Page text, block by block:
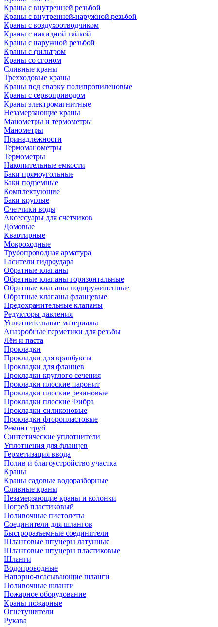
Краны с внутренней резьбой
Краны с внутренней-наружной резьбой
Краны с воздухоотводчиком
Краны с накидной гайкой
Краны с наружной резьбой
Краны с фильтром
Краны со сгоном
Сливные краны
Трехходовые краны
Краны под сварку полипропиленовые
Краны с сервоприводом
Краны электромагнитные
Незамерзающие краны
Манометры и термометры
Манометры
Принадлежности
Термоманометры
Термометры
Накопительные емкости
Баки прямоугольные
Баки подземные
Комплектующие
Баки круглые
Счетчики воды
Аксессуары для счетчиков
Домовые
Квартирные
Мокроходные
Трубопроводная арматура
Гасители гидроудара
Обратные клапаны
Обратные клапаны горизонтальные
Обратные клапаны подпружиненные
Обратные клапаны фланцевые
Предохранительные клапаны
Редукторы давления
Уплотнительные материалы
Анаэробные герметики для резьбы
Лён и паста
Прокладки
Прокладки для кранбуксы
Прокладки для фланцев
Прокладки круглого сечения
Прокладки плоские паронит
Прокладки плоские резиновые
Прокладки плоские Фибра
Прокладки силиконовые
Прокладки фторопластовые
Ремонт труб
Синтетические уплотнители
Уплотнения для фланцев
Герметизация ввода
Полив и благоустройство участка
Краны
Краны садовые водоразборные
Сливные краны
Незамерзающие краны и колонки
Погреб пластиковый
Поливочные пистолеты
Соединители для шлангов
Быстроразъемные соединители
Шланговые штуцеры латунные
Шланговые штуцеры пластиковые
Шланги
Водопроводные
Напорно-всасывающие шланги
Поливочные шланги
Пожарное оборудование
Краны пожарные
Огнетушители
Рукава